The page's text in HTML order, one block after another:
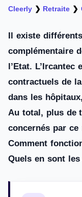
Cleerly ❯ Retraite ❯
Il existe
complémentaire
l’Etat. L’Ircantec
contractuels de
dans les
Au total, plus de
concernés par ce
Comment
Quels en sont